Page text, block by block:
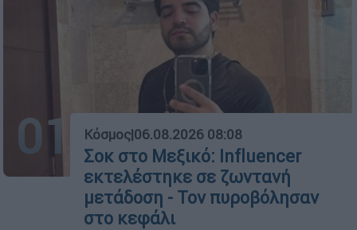
01 Κόσμος|06.08.2026 08:08
Σοκ στο Μεξικό: Influencer
εκτελέστηκε σε ζωντανή
μετάδοση - Τον πυροβόλησαν
στο κεφάλι